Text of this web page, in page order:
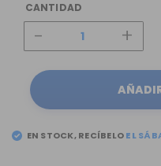
CANTIDAD
- +
EN STOCK, RECÍBELO